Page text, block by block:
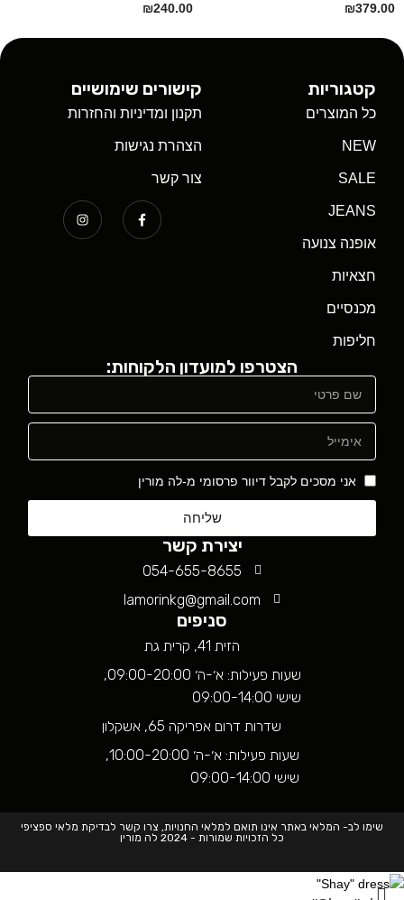
₪379.00
₪240.00
קטגוריות
כל המוצרים
NEW
SALE
JEANS
אופנה צנועה
חצאיות
מכנסיים
חליפות
קישורים שימושיים
תקנון ומדיניות והחזרות
הצהרת נגישות
צור קשר
הצטרפו למועדון הלקוחות:
אני מסכים לקבל דיוור פרסומי מ-לה מורין
שליחה
יצירת קשר
054-655-8655
lamorinkg@gmail.com
סניפים
הזית 41, קרית גת
שעות פעילות: א׳-ה׳ 09:00-20:00,
שישי 09:00-14:00
שדרות דרום אפריקה 65, אשקלון
שעות פעילות: א׳-ה׳ 10:00-20:00,
שישי 09:00-14:00
שימו לב- המלאי באתר אינו תואם למלאי החנויות, צרו קשר לבדיקת מלאי ספציפי
כל הזכויות שמורות - 2024 לה מורין